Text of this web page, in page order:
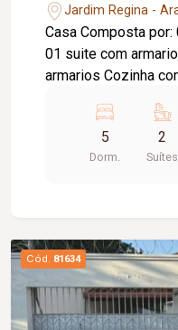
Jardim Regina -
Casa Composta
01 suite com
armarios Cozinha
Lavanderia.
5
Dorm.
2
Suítes
Cód. 81634